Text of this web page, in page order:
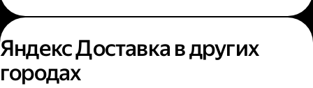
Яндекс Доставка в других
городах